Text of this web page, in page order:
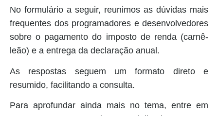
No formulário a seguir, reunimos as dúvidas mais
frequentes dos programadores e desenvolvedores
sobre o pagamento do imposto de renda (carnê-
leão) e a entrega da declaração anual.
As respostas seguem um formato direto e
resumido, facilitando a consulta.
Para aprofundar ainda mais no tema, entre em